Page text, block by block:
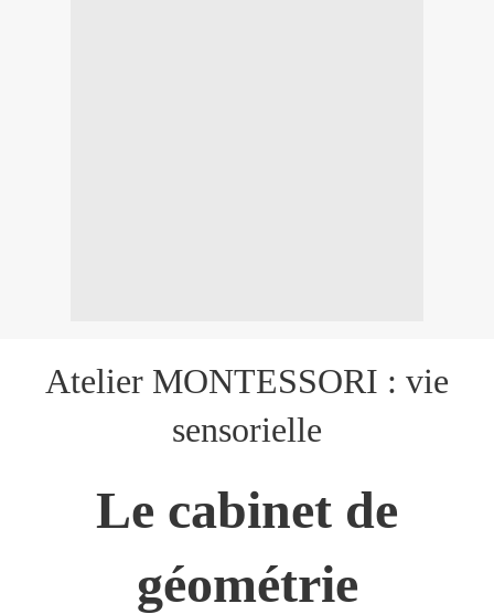
Atelier MONTESSORI : vie
sensorielle
Le cabinet de
géométrie